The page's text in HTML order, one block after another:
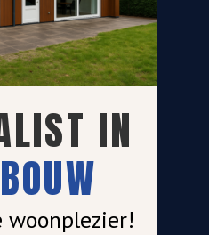
wensen van
oog voor
IN
woonplezier!